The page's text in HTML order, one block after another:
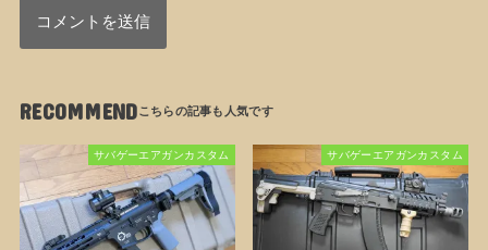
RECOMMEND
サバゲーエアガンカスタム サバゲーエアガンカスタム